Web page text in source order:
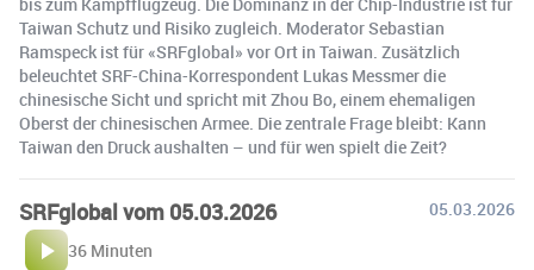
Taiwan Schutz und Risiko zugleich. Moderator Sebastian
Ramspeck ist für «SRFglobal» vor Ort in Taiwan. Zusätzlich
beleuchtet SRF-China-Korrespondent Lukas Messmer die
chinesische Sicht und spricht mit Zhou Bo, einem ehemaligen
Oberst der chinesischen Armee. Die zentrale Frage bleibt: Kann
Taiwan den Druck aushalten – und für wen spielt die Zeit?
SRFglobal vom 05.03.2026
05.03.2026
36 Minuten